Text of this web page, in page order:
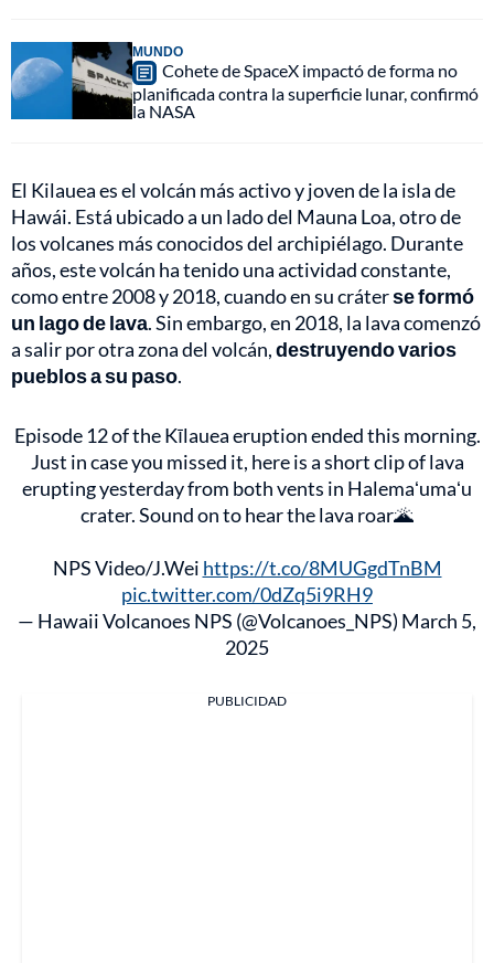
MUNDO
Cohete de SpaceX impactó de forma no
planificada contra la superficie lunar, confirmó
la NASA
El Kilauea es el volcán más activo y joven de la isla de
Hawái. Está ubicado a un lado del Mauna Loa, otro de
los volcanes más conocidos del archipiélago. Durante
años, este volcán ha tenido una actividad constante,
como entre 2008 y 2018, cuando en su cráterse formó
un lago de lava. Sin embargo, en 2018, la lava comenzó
a salir por otra zona del volcán,destruyendo varios
pueblos a su paso.
Episode 12 of the Kīlauea eruption ended this morning.
Just in case you missed it, here is a short clip of lava
erupting yesterday from both vents in Halemaʻumaʻu
crater. Sound on to hear the lava roar🌋
NPS Video/J.Wei https://t.co/8MUGgdTnBM
pic.twitter.com/0dZq5i9RH9
— Hawaii Volcanoes NPS (@Volcanoes_NPS) March 5,
2025
PUBLICIDAD